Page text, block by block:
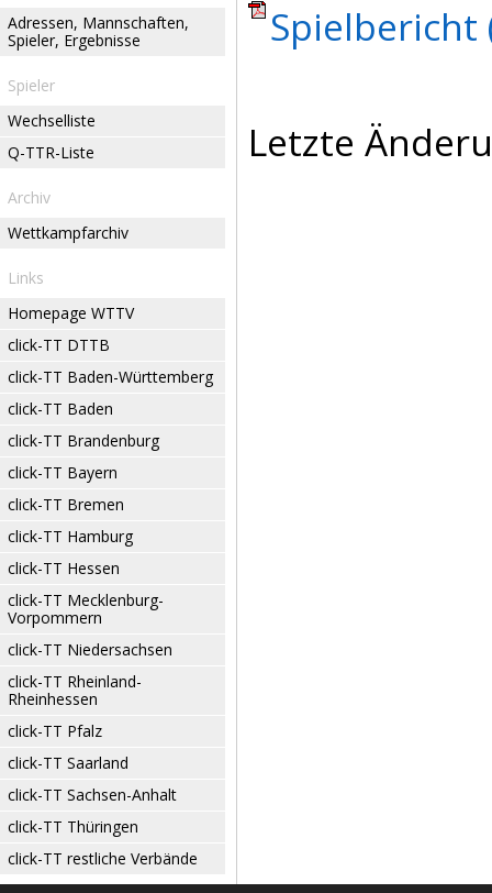
Adressen, Mannschaften,
Spieler, Ergebnisse
Spieler
Wechselliste
Q-TTR-Liste
Archiv
Wettkampfarchiv
Links
Homepage WTTV
click-TT DTTB
click-TT Baden-Württemberg
click-TT Baden
click-TT Brandenburg
click-TT Bayern
click-TT Bremen
click-TT Hamburg
click-TT Hessen
click-TT Mecklenburg-
Vorpommern
click-TT Niedersachsen
click-TT Rheinland-
Rheinhessen
click-TT Pfalz
click-TT Saarland
click-TT Sachsen-Anhalt
click-TT Thüringen
click-TT restliche Verbände
Spielbericht
Letzte